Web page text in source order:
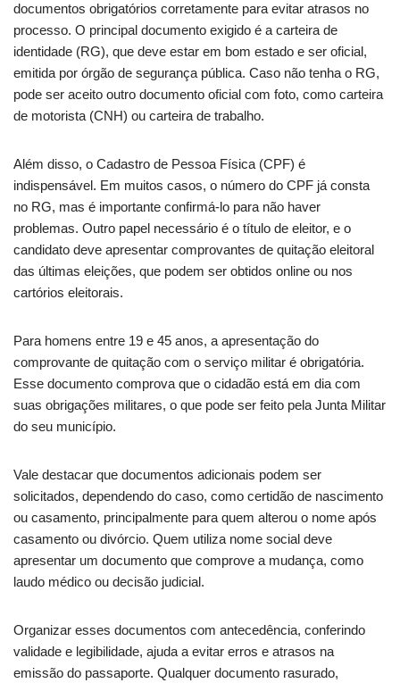
documentos obrigatórios corretamente para evitar atrasos no
processo. O principal documento exigido é a carteira de
identidade (RG), que deve estar em bom estado e ser oficial,
emitida por órgão de segurança pública. Caso não tenha o RG,
pode ser aceito outro documento oficial com foto, como carteira
de motorista (CNH) ou carteira de trabalho.
Além disso, o Cadastro de Pessoa Física (CPF) é
indispensável. Em muitos casos, o número do CPF já consta
no RG, mas é importante confirmá-lo para não haver
problemas. Outro papel necessário é o título de eleitor, e o
candidato deve apresentar comprovantes de quitação eleitoral
das últimas eleições, que podem ser obtidos online ou nos
cartórios eleitorais.
Para homens entre 19 e 45 anos, a apresentação do
comprovante de quitação com o serviço militar é obrigatória.
Esse documento comprova que o cidadão está em dia com
suas obrigações militares, o que pode ser feito pela Junta Militar
do seu município.
Vale destacar que documentos adicionais podem ser
solicitados, dependendo do caso, como certidão de nascimento
ou casamento, principalmente para quem alterou o nome após
casamento ou divórcio. Quem utiliza nome social deve
apresentar um documento que comprove a mudança, como
laudo médico ou decisão judicial.
Organizar esses documentos com antecedência, conferindo
validade e legibilidade, ajuda a evitar erros e atrasos na
emissão do passaporte. Qualquer documento rasurado,